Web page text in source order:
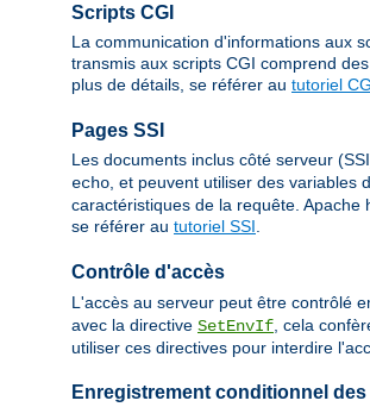
Scripts CGI
La communication d'informations aux
transmis aux scripts CGI comprend
plus de détails, se référer au tutoriel
Pages SSI
Les documents inclus côté serveur
echo, et peuvent utiliser des variables
caractéristiques de la requête.
se référer au tutoriel SSI.
Contrôle d'accès
L'accès au serveur peut être contrôlé
avec la directive SetEnvIf , cela
utiliser ces directives pour interdire
Enregistrement conditionnel